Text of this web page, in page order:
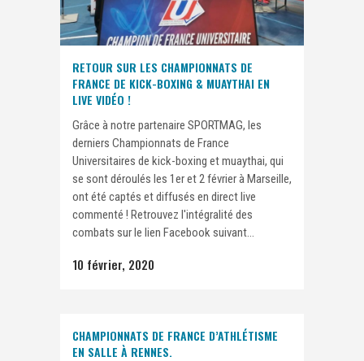
RETOUR SUR LES CHAMPIONNATS DE
FRANCE DE KICK-BOXING & MUAYTHAI EN
LIVE VIDÉO !
Grâce à notre partenaire SPORTMAG, les
derniers Championnats de France
Universitaires de kick-boxing et muaythai, qui
se sont déroulés les 1er et 2 février à Marseille,
ont été captés et diffusés en direct live
commenté ! Retrouvez l'intégralité des
combats sur le lien Facebook suivant...
10 février, 2020
CHAMPIONNATS DE FRANCE D’ATHLÉTISME
EN SALLE À RENNES.